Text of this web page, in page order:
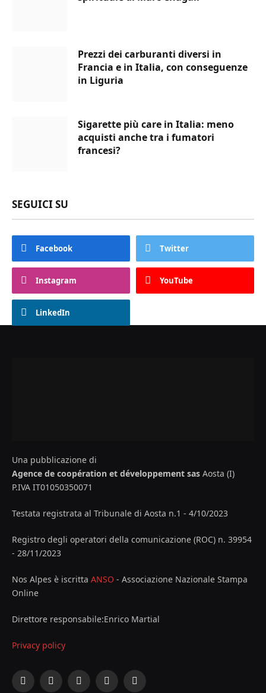
Prezzi dei carburanti diversi in
Francia e in Italia, con conseguenze
in Liguria
Sigarette più care in Italia: meno
acquisti anche tra i fumatori
francesi?
SEGUICI SU
Facebook Twitter
Instagram YouTube
LinkedIn
Una pubblicazione di
Agence de coopération et développement sas Aosta (I)
P.IVA IT01050350071
Testata registrata al Tribunale di Aosta n.1 - 4/10/2023
Registro degli operatori della comunicazione (ROC) n. 39954
- 28/11/2023
Nos Alpes è iscritta ANSO - Associazione Nazionale Stampa
Online
Direttore responsabile:Enrico Martial
Privacy policy
Facebook
X
InstagramYouTubeLinkedIn